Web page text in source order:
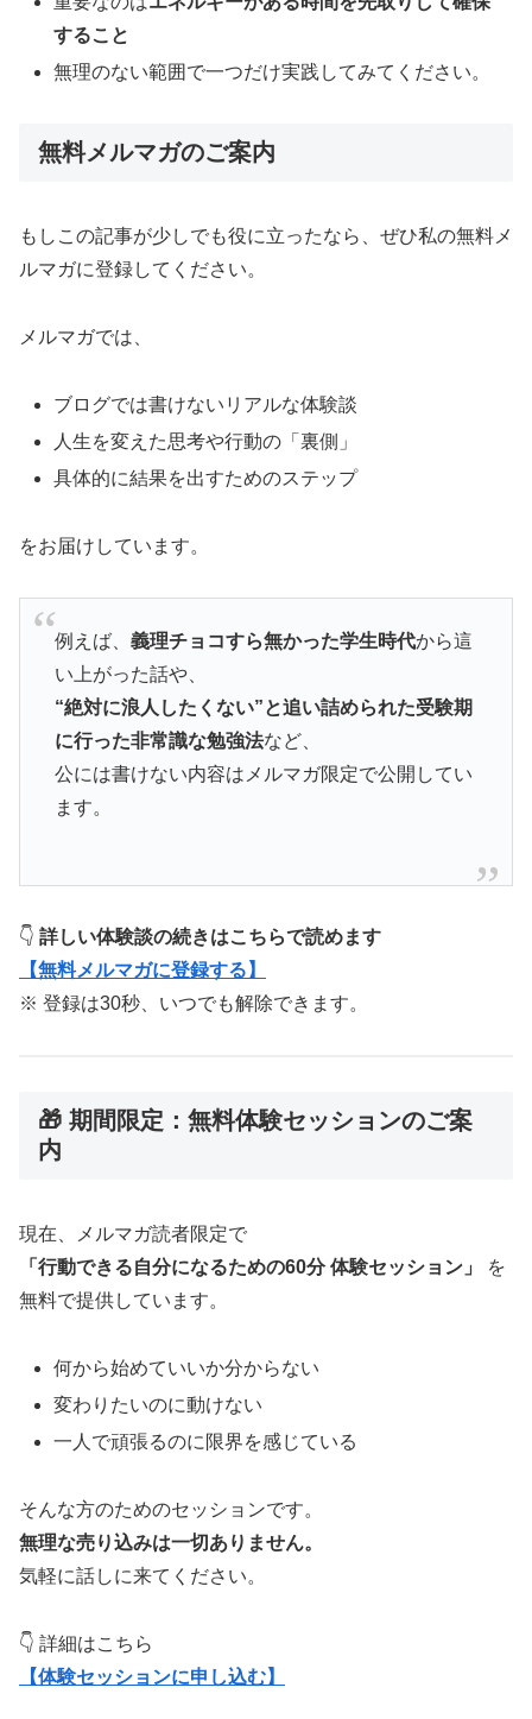
すること
無理のない範囲で一つだけ実践してみてください。
無料メルマガのご案内
もしこの記事が少しでも役に立ったなら、ぜひ私の無料メ
ルマガに登録してください。
メルマガでは、
ブログでは書けないリアルな体験談
人生を変えた思考や行動の「裏側」
具体的に結果を出すためのステップ
をお届けしています。
例えば、 義理チョコすら無かった学生時代から這
い上がった話や、
“絶対に浪人したくない”と追い詰められた受験期
に行った非常識な勉強法など、
公には書けない内容はメルマガ限定で公開してい
ます。
👇 詳しい体験談の続きはこちらで読めます
【無料メルマガに登録する】
※ 登録は30秒、いつでも解除できます。
🎁 期間限定：無料体験セッションのご案
内
現在、メルマガ読者限定で
「行動できる自分になるための60分 体験セッション」
を
無料で提供しています。
何から始めていいか分からない
変わりたいのに動けない
一人で頑張るのに限界を感じている
そんな方のためのセッションです。
無理な売り込みは一切ありません。
気軽に話しに来てください。
👇 詳細はこちら
【体験セッションに申し込む】